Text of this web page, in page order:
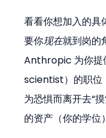
看看你想加入的具
要你现在就到岗的
Anthropic 为你提
scientist）的职位
为恐惧而离开去“
的资产（你的学位